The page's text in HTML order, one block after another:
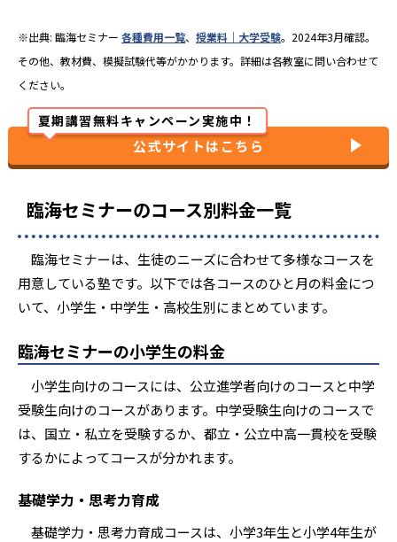
※出典: 臨海セミナー 各種費用一覧、 授業料｜大学受験。2024年3月確認。
その他、教材費、模擬試験代等がかかります。詳細は各教室に問い合わせて
ください。
夏期講習無料キャンペーン実施中！
公式サイトはこちら
臨海セミナーのコース別料金一覧
臨海セミナーは、生徒のニーズに合わせて多様なコースを
用意している塾です。以下では各コースのひと月の料金につ
いて、小学生・中学生・高校生別にまとめています。
臨海セミナーの小学生の料金
小学生向けのコースには、公立進学者向けのコースと中学
受験生向けのコースがあります。中学受験生向けのコースで
は、国立・私立を受験するか、都立・公立中高一貫校を受験
するかによってコースが分かれます。
基礎学力・思考力育成
基礎学力・思考力育成コースは、小学3年生と小学4年生が